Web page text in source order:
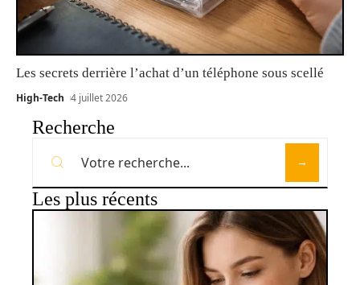
Les secrets derrière l’achat d’un téléphone sous scellé
High-Tech 4 juillet 2026
Recherche
Les plus récents